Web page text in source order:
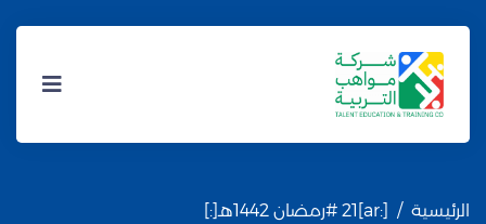
الرئيسية [:ar]21 #رمضان 1442هـ[:]